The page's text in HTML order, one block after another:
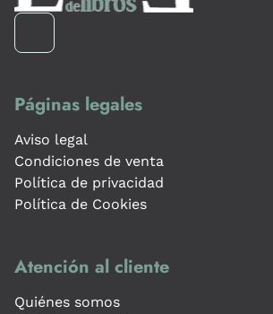
Páginas legales
Aviso legal
Condiciones de venta
Política de privacidad
Política de Cookies
Atención al cliente
Quiénes somos